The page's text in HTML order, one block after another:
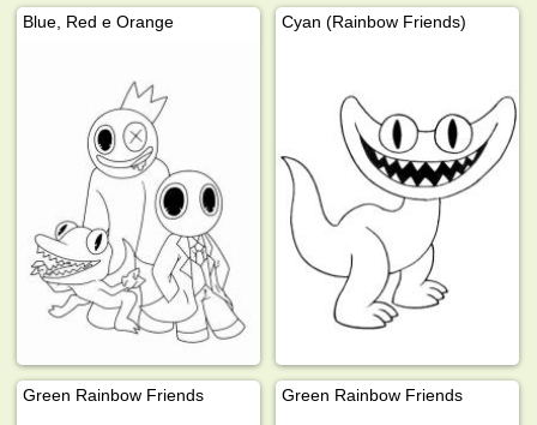
Blue, Red e Orange Cyan (Rainbow Friends)
Green Rainbow Friends Green Rainbow Friends